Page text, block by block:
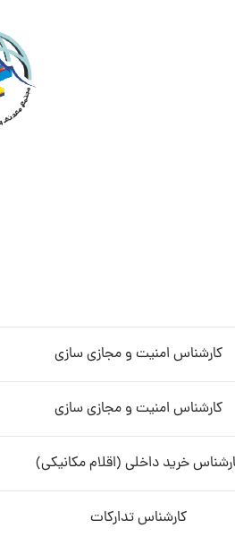
کارشناس امنیت و مجازی سازی
کارشناس امنیت و مجازی سازی
خرید داخلی (اقلام مکانیکی)
کارشناس تدارکات